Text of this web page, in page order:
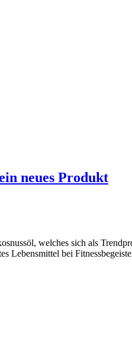
neues Produkt
welches sich als
Lebensmittel bei